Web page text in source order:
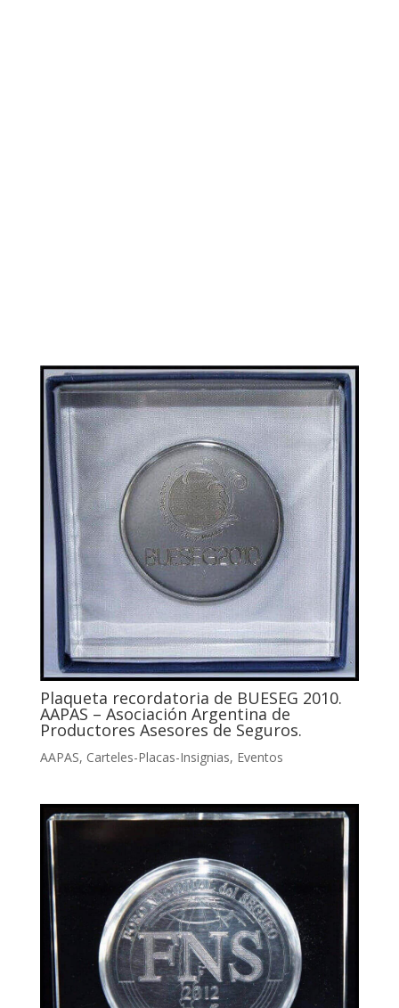
Plaqueta recordatoria de BUESEG 2010.
AAPAS – Asociación Argentina de
Productores Asesores de Seguros.
AAPAS, Carteles-Placas-Insignias, Eventos